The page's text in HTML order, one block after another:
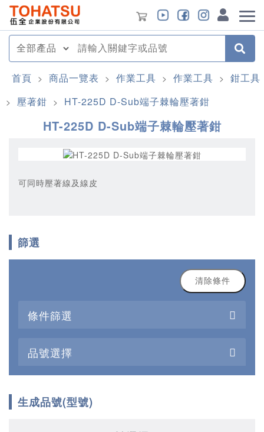
首頁 > 商品一覽表 > 作業工具 > 作業工具 > 鉗工具
> 壓著鉗 > HT-225D D-Sub端子棘輪壓著鉗
HT-225D D-Sub端子棘輪壓著鉗
可同時壓著線及線皮
篩選
清除條件
條件篩選
品號選擇
生成品號(型號)